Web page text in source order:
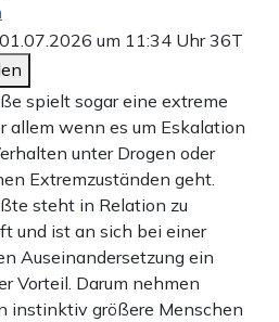
01.07.2026 um 11:34 Uhr36T
spielt sogar eine extreme
allem wenn es um Eskalation
unter Drogen oder
Extremzuständen geht.
steht in Relation zu
und ist an sich bei einer
Auseinandersetzung ein
Vorteil. Darum nehmen
instinktiv größere Menschen